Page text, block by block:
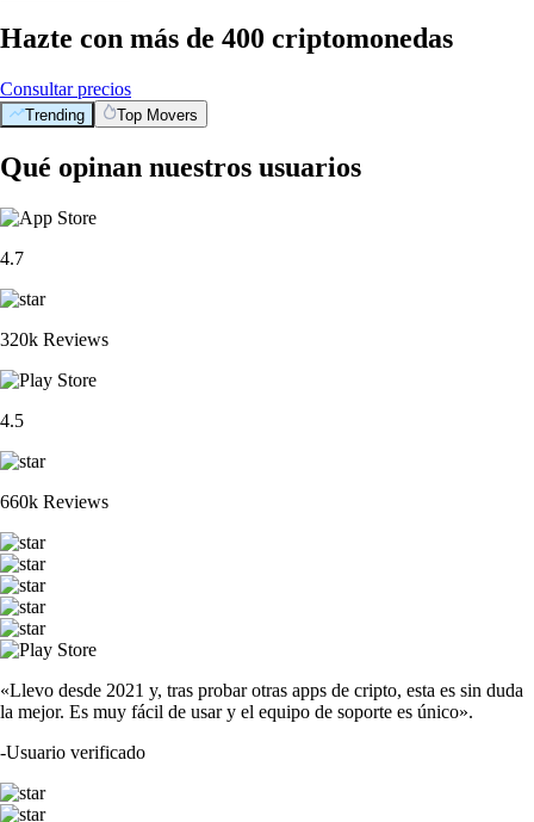
Hazte con más de 400 criptomonedas
Consultar precios
Trending Top Movers
Qué opinan nuestros usuarios
4.7
320k Reviews
4.5
660k Reviews
«Llevo desde 2021 y, tras probar otras apps de cripto, esta es sin duda
la mejor. Es muy fácil de usar y el equipo de soporte es único».
-Usuario verificado